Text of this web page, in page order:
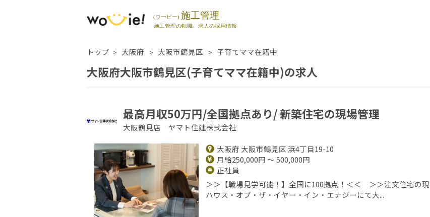
トップ 大阪府 大阪市鶴見区 子育てママ在籍中
大阪府大阪市鶴見区(子育てママ在籍中)の求人
最高月収50万円/全国拠点あり/ 新築住宅の現場管理
大阪鶴見店 ヤマト住建株式会社
大阪府 大阪市鶴見区 浜4丁目19-10
月給250,000円 ～ 500,000円
正社員
＞＞【職場見学可能！】全国に100拠点！＜＜ ＞＞注文住宅の現
ハウス・オブ・ザ・イヤー・イン・エナジーにて大...